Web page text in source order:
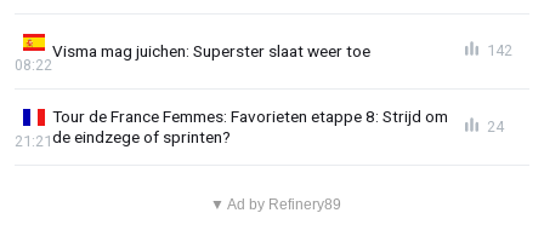
Visma mag juichen: Superster slaat weer toe
08:22
142
Tour de France Femmes: Favorieten etappe 8: Strijd om
de eindzege of sprinten?
21:21
24
▼ Ad by Refinery89